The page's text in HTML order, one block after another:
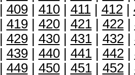
409| 410| 411| 412|
419| 420| 421| 422|
429| 430| 431| 432|
439| 440| 441| 442|
449| 450| 451| 452|